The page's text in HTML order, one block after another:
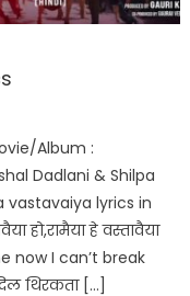
Album :
Dadlani & Shilpa
vastavaiya lyrics in
हो,रामैया हे वस्तावैया
now I can’t break
थिरकता […]